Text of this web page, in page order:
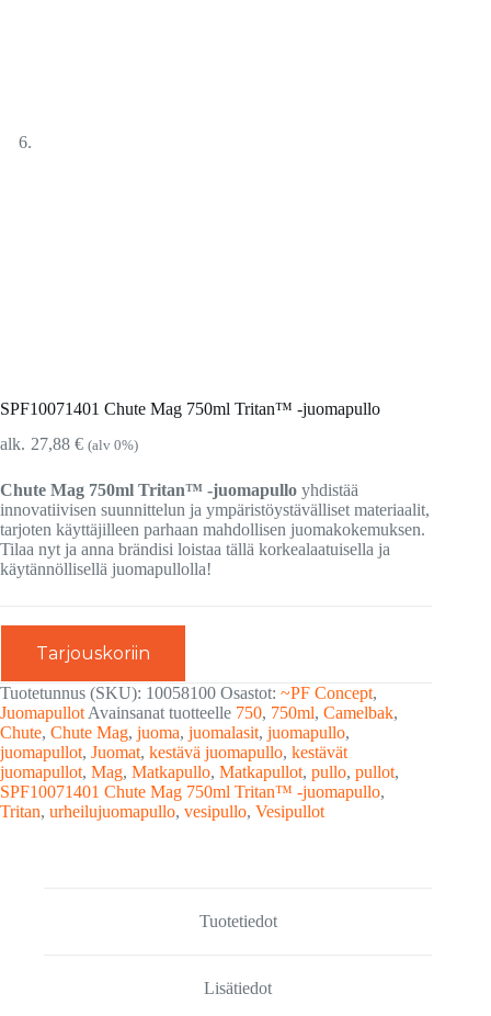
SPF10071401 Chute Mag 750ml Tritan™ -juomapullo
27,88 € (alv 0%)
Chute Mag 750ml Tritan™ -juomapullo yhdistää
innovatiivisen suunnittelun ja ympäristöystävälliset materiaalit,
tarjoten käyttäjilleen parhaan mahdollisen juomakokemuksen.
Tilaa nyt ja anna brändisi loistaa tällä korkealaatuisella ja
käytännöllisellä juomapullolla!
Tarjouskoriin
Tuotetunnus (SKU): 10058100 Osastot: ~PF Concept,
JuomapullotAvainsanat tuotteelle 750, 750ml, Camelbak,
Chute, Chute Mag, juoma, juomalasit, juomapullo,
juomapullot, Juomat, kestävä juomapullo, kestävät
juomapullot, Mag, Matkapullo, Matkapullot, pullo, pullot,
SPF10071401 Chute Mag 750ml Tritan™ -juomapullo,
Tritan, urheilujuomapullo, vesipullo, Vesipullot
Tuotetiedot
Lisätiedot